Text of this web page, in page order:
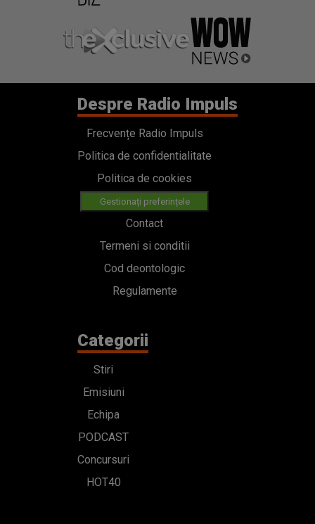
Despre Radio Impuls
Frecvențe Radio Impuls
Politica de confidentialitate
Politica de cookies
Gestionați preferințele
Contact
Termeni si conditii
Cod deontologic
Regulamente
Categorii
Stiri
Emisiuni
Echipa
PODCAST
Concursuri
HOT40